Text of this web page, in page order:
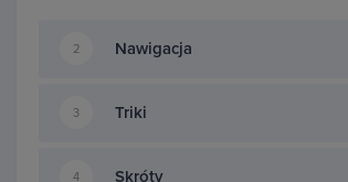
Szybsza praca dzięki
2 Nawigacja
3 Triki
4 Skróty